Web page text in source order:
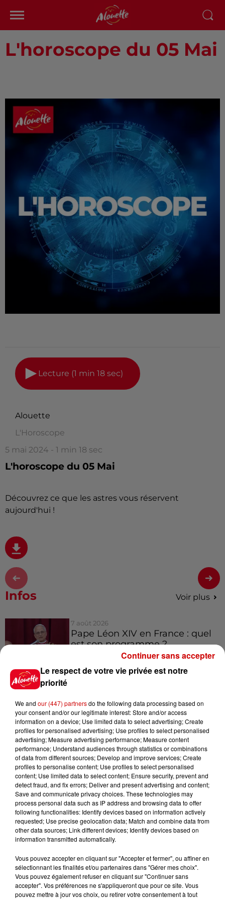
L'horoscope du 05 Mai
Lecture (1 min 18 sec)
Alouette
L'Horoscope
5 mai 2024 - 1 min 18 sec
L'horoscope du 05 Mai
Découvrez ce que les astres vous réservent
aujourd'hui !
Infos Voir plus
7 août 2026
Pape Léon XIV en France : quel
est son programme ?
Limoges : un bébé d'un mois
blessé dans un incendie, un
appartement...
7 août 2026
Éclipse solaire : découvrez les
meilleurs spots d'observation
du...
7 août 2026
À LA UNE : professeur
condamné, repreneurs pour
Duralex et la...
Le respect de votre vie privée est notre
priorité
We and our (447) partnersdo the following data processing based on
your consent and/or our legitimate interest: Store and/or access
information on a device; Use limited data to select advertising; Create
profiles for personalised advertising; Use profiles to select personalised
advertising; Measure advertising performance; Measure content
performance; Understand audiences through statistics or combinations
of data from different sources; Develop and improve services; Create
profiles to personalise content; Use profiles to select personalised
content; Use limited data to select content; Ensure security, prevent and
detect fraud, and fix errors; Deliver and present advertising and content;
Save and communicate privacy choices. These technologies may
process personal data such as IP address and browsing data to offer
following functionalities: Identify devices based on information actively
requested; Use precise geolocation data; Match and combine data from
other data sources; Link different devices; Identify devices based on
information transmitted automatically.
Vous pouvez accepter en cliquant sur "Accepter et fermer", ou affiner en
sélectionnant les finalités et/ou partenaires dans "Gérer mes choix".
Vous pouvez également refuser en cliquant sur "Continuer sans
accepter". Vos préférences ne s'appliqueront que pour ce site. Vous
pouvez mettre à jour vos choix, ou retirer votre consentement à tout
Continuer sans accepter